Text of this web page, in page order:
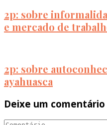
2p: sobre
e mercado de
2p: sobre
ayahuasca
Deixe um comentário